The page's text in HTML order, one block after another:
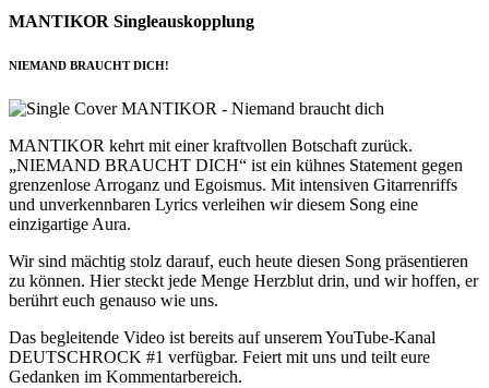
MANTIKOR Singleauskopplung
NIEMAND BRAUCHT DICH!
MANTIKOR kehrt mit einer kraftvollen Botschaft zurück.
„NIEMAND BRAUCHT DICH“ ist ein kühnes Statement gegen
grenzenlose Arroganz und Egoismus. Mit intensiven Gitarrenriffs
und unverkennbaren Lyrics verleihen wir diesem Song eine
einzigartige Aura.
Wir sind mächtig stolz darauf, euch heute diesen Song präsentieren
zu können. Hier steckt jede Menge Herzblut drin, und wir hoffen, er
berührt euch genauso wie uns.
Das begleitende Video ist bereits auf unserem YouTube-Kanal
DEUTSCHROCK #1 verfügbar. Feiert mit uns und teilt eure
Gedanken im Kommentarbereich.